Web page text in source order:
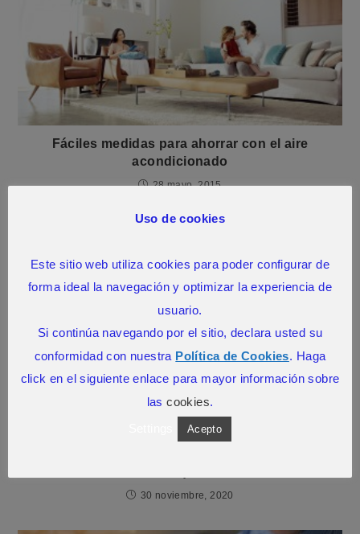
Fáciles medidas para ahorrar con el aire
acondicionado
28 mayo, 2015
30 noviembre, 2020
Uso de cookies
Este sitio web utiliza cookies para poder configurar de
forma ideal la navegación y optimizar la experiencia de
usuario.
Si continúa navegando por el sitio, declara usted su
conformidad con nuestra Política de Cookies. Haga
click en el siguiente enlace para mayor información sobre
lascookies.
Acepto